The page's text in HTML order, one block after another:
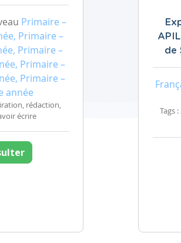
Primaire –
Primaire –
Primaire –
Primaire –
Primaire –
année
rédaction,
écrire
de
Tags